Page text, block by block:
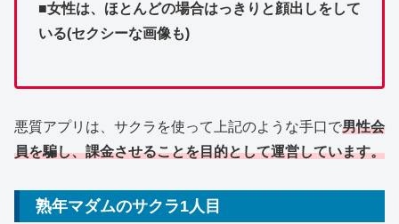
■女性は、ほとんどの場合はっきりと顔出しをして
いる(セクシーな画像も)
悪質アプリは、サクラを使って上記のような手口で男性会
員を騙し、課金させることを目的として運営しています。
熟年マダムのサクラ1人目